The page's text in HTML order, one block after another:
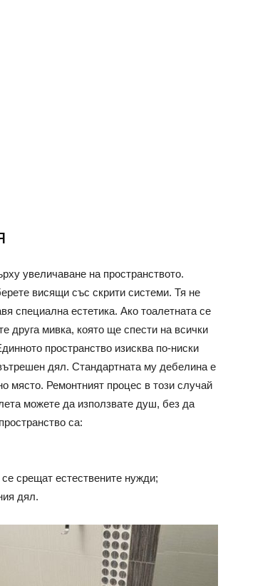
увеличаване на пространството.
висящи със скрити системи. Тя не
специална естетика. Ако тоалетната се
друга мивка, която ще спести на всички
пространство изисква по-ниски
дял. Стандартната му дебелина е
място. Ремонтният процес в този случай
можете да използвате душ, без да
са:
срещат естествените нужди;
дял.